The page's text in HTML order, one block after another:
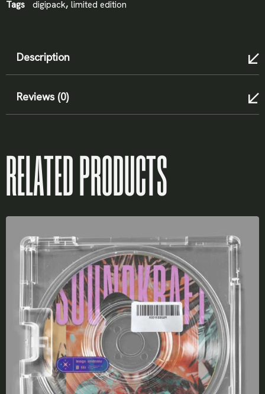
LOGIN
Username or email *
Password*
Tags
digipack, limited edition
Description
Reviews (0)
RELATED PRODUCTS